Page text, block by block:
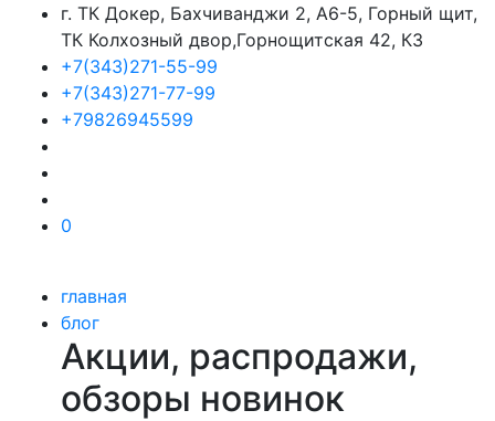
г. ТК Докер, Бахчиванджи 2, А6-5, Горный щит,
ТК Колхозный двор,Горнощитская 42, К3
+7(343)271-55-99
+7(343)271-77-99
+79826945599
0
главная
блог
Акции, распродажи,
обзоры новинок